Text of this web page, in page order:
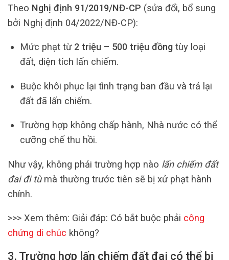
Theo Nghị định 91/2019/NĐ-CP (sửa đổi, bổ sung
bởi Nghị định 04/2022/NĐ-CP):
Mức phạt từ 2 triệu – 500 triệu đồngtùy loại
đất, diện tích lấn chiếm.
Buộc khôi phục lại tình trạng ban đầu và trả lại
đất đã lấn chiếm.
Trường hợp không chấp hành, Nhà nước có thể
cưỡng chế thu hồi.
Như vậy, không phải trường hợp nào lấn chiếm đất
đai đi tùmà thường trước tiên sẽ bị xử phạt hành
chính.
>>> Xem thêm: Giải đáp: Có bắt buộc phải công
chứng di chúc không?
3. Trường hợp lấn chiếm đất đai có thể bị